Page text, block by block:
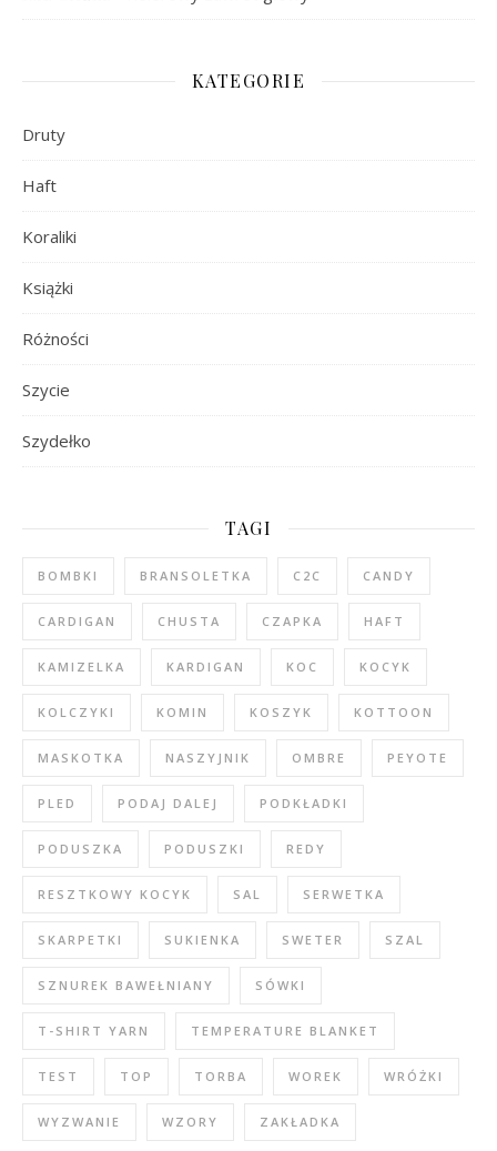
KATEGORIE
Druty
Haft
Koraliki
Książki
Różności
Szycie
Szydełko
TAGI
BOMBKI BRANSOLETKA C2C CANDY
CARDIGAN CHUSTA CZAPKA HAFT
KAMIZELKA KARDIGAN KOC KOCYK
KOLCZYKI KOMIN KOSZYK KOTTOON
MASKOTKA NASZYJNIK OMBRE PEYOTE
PLED PODAJ DALEJ PODKŁADKI
PODUSZKA PODUSZKI REDY
RESZTKOWY KOCYK SAL SERWETKA
SKARPETKI SUKIENKA SWETER SZAL
SZNUREK BAWEŁNIANY SÓWKI
T-SHIRT YARN TEMPERATURE BLANKET
TEST TOP TORBA WOREK WRÓŻKI
WYZWANIE WZORY ZAKŁADKA